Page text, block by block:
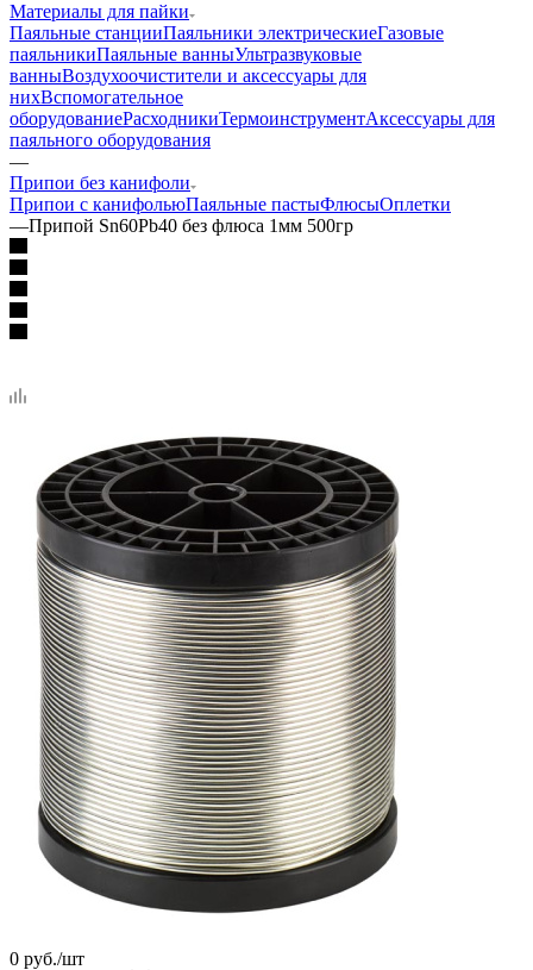
Материалы для пайки
Паяльные станцииПаяльники электрическиеГазовые
паяльникиПаяльные ванныУльтразвуковые
ванныВоздухоочистители и аксессуары для
нихВспомогательное
оборудованиеРасходникиТермоинструментАксессуары для
паяльного оборудования
—
Припои без канифоли
Припои с канифольюПаяльные пастыФлюсыОплетки
—Припой Sn60Pb40 без флюса 1мм 500гр
0 руб./шт